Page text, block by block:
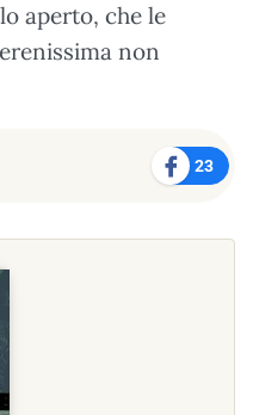
aperto, che le
non
23